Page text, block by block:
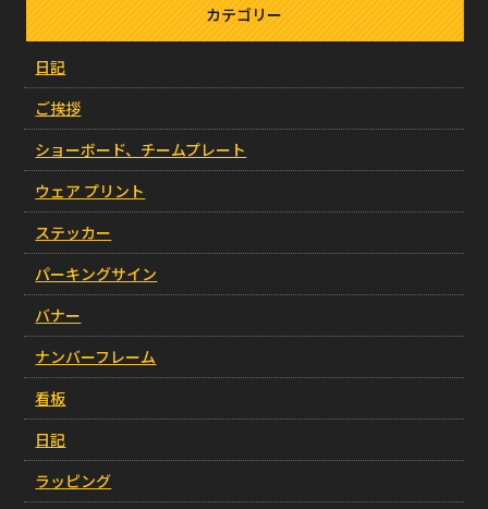
カテゴリー
日記
ご挨拶
ショーボード、チームプレート
ウェア プリント
ステッカー
パーキングサイン
バナー
ナンバーフレーム
看板
日記
ラッピング